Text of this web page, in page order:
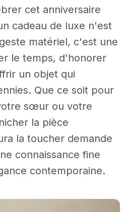
cet anniversaire
cadeau de luxe n'est
matériel, c'est une
le temps, d'honorer
un objet qui
Que ce soit pour
sœur ou votre
la pièce
la toucher demande
connaissance fine
contemporaine.